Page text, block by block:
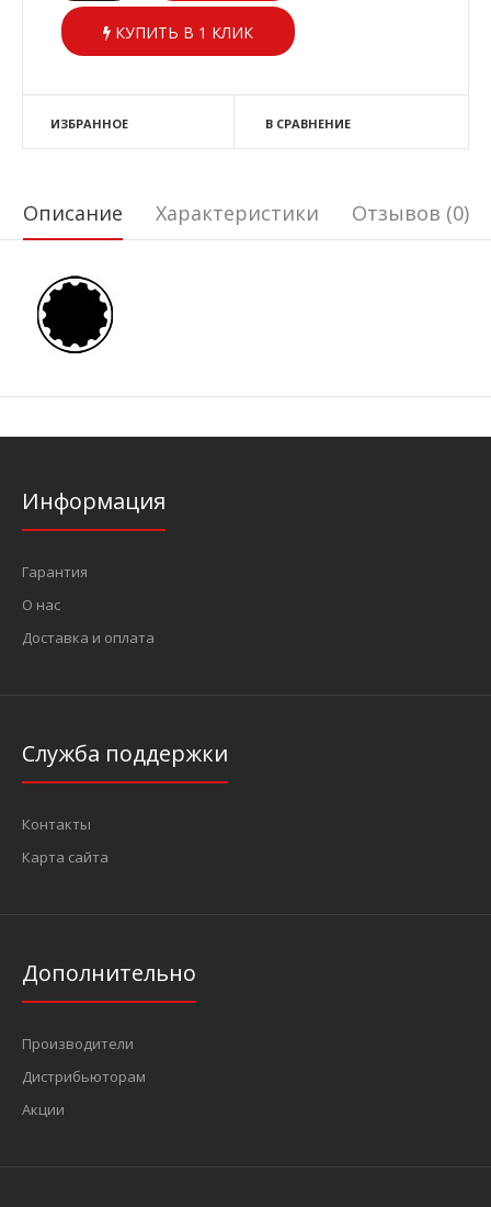
КУПИТЬ В 1 КЛИК
ИЗБРАННОЕ В СРАВНЕНИЕ
Описание Характеристики Отзывов (0)
Информация
Гарантия
О нас
Доставка и оплата
Служба поддержки
Контакты
Карта сайта
Дополнительно
Производители
Дистрибьюторам
Акции